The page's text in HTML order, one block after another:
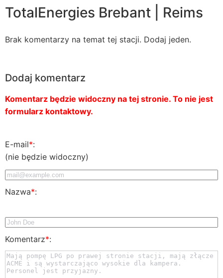
TotalEnergies Brebant | Reims
Brak komentarzy na temat tej stacji. Dodaj jeden.
Dodaj komentarz
Komentarz będzie widoczny na tej stronie. To nie jest
formularz kontaktowy.
E-mail*:
(nie będzie widoczny)
Nazwa*:
Komentarz*: